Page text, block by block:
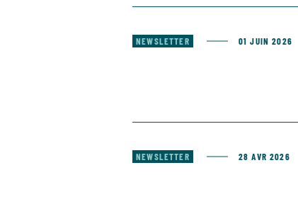
NEWSLETTER 01 JUIN 2026
NEWSLETTER 28 AVR 2026